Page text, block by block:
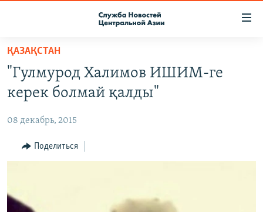
Вернуться
основному
содержанию
Вернутся
навигации
Вернутся
поиску
О ПРОЕКТЕ
ПОДПИСКА
КОНТАКТЫ
RFE/RL ДИРЕКТ
НАСТОЯЩЕЕ ВРЕМЯ
ҚАЗАҚСТАН
"Гулмурод Халимов ИШИМ-ге
керек болмай қалды"
08 декабрь, 2015
Поделиться